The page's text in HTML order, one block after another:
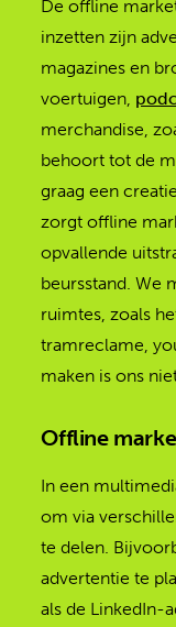
De offline
inzetten zijn
magazines en
voertuigen,
merchandise,
behoort tot de
graag een
zorgt offline
opvallende
beursstand. We
ruimtes, zoals
tramreclame,
maken is ons
Offline
In een
om via
te delen.
advertentie te
als de LinkedIn-